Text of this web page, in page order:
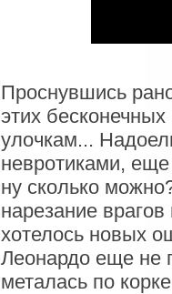
Проснувшись
этих
улочкам...
невротиками,
ну сколько
нарезание
хотелось новых
Леонардо еще не
металась по